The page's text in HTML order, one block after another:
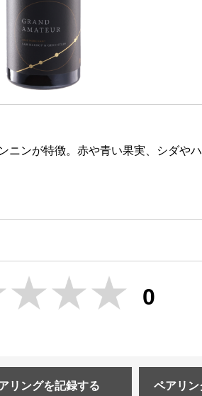
ニンが特徴。赤や青い果実、シダや
0
リングを記録する ペアリン